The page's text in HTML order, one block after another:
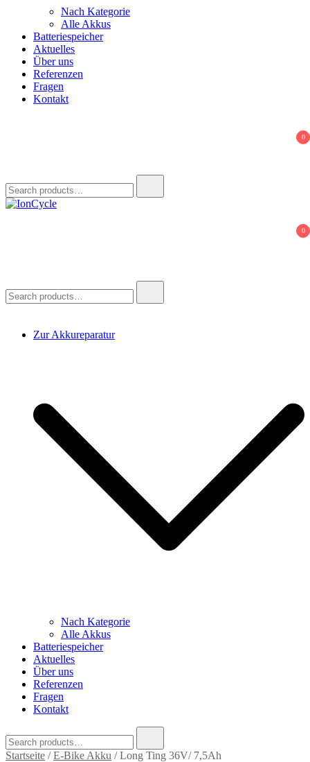
Nach Kategorie
Alle Akkus
Batteriespeicher
Aktuelles
Über uns
Referenzen
Fragen
Kontakt
0
for:
0
for:
Zur Akkureparatur
Nach Kategorie
Alle Akkus
Batteriespeicher
Aktuelles
Über uns
Referenzen
Fragen
Kontakt
for:
Startseite /E-Bike Akku / Long Ting 36V/ 7,5Ah